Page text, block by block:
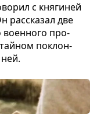
с кня­ги­ней
рас­ска­зал две
воен­ного про­
поклон­